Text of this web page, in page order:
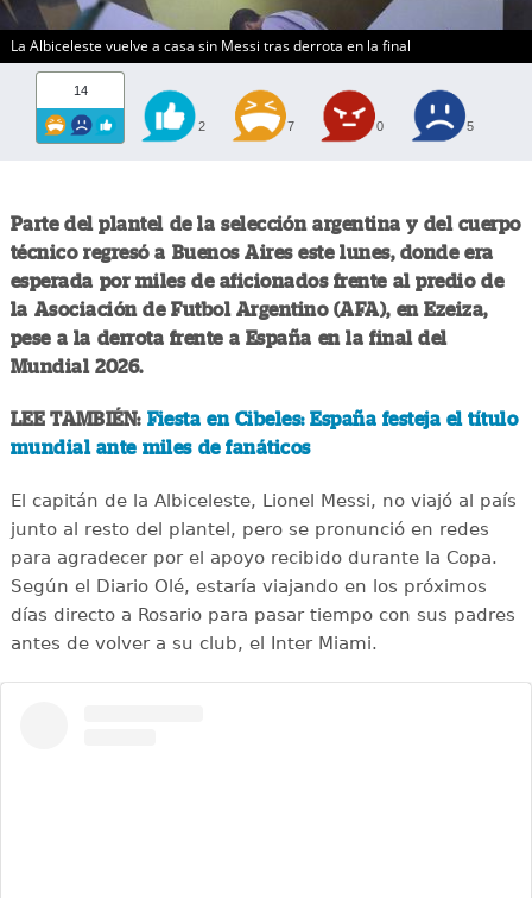
La Albiceleste vuelve a casa sin Messi tras derrota en la final
14
2 7 0 5
Parte del plantel de la selección argentina y del cuerpo
técnico regresó a Buenos Aires este lunes, donde era
esperada por miles de aficionados frente al predio de
la Asociación de Futbol Argentino (AFA), en Ezeiza,
pese a la derrota frente a España en la final del
Mundial 2026.
LEE TAMBIÉN: Fiesta en Cibeles: España festeja el título
mundial ante miles de fanáticos
El capitán de la Albiceleste, Lionel Messi, no viajó al país
junto al resto del plantel, pero se pronunció en redes
para agradecer por el apoyo recibido durante la Copa.
Según el Diario Olé, estaría viajando en los próximos
días directo a Rosario para pasar tiempo con sus padres
antes de volver a su club, el Inter Miami.